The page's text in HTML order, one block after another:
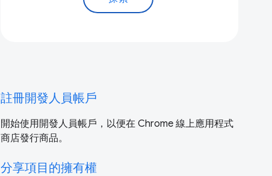
註冊開發人員帳戶
開始使用開發人員帳戶，以便在 Chrome 線上應用程式
商店發行商品。
分享項目的擁有權